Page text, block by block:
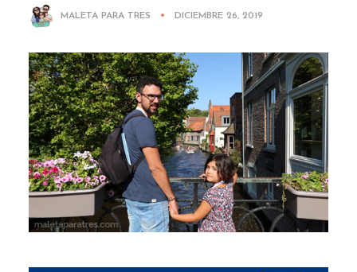
MALETA PARA TRES DICIEMBRE 26, 2019